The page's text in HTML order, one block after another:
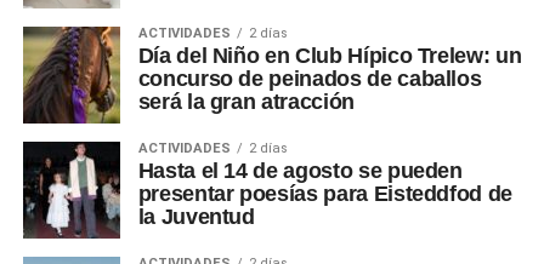
ACTIVIDADES 2 días
Día del Niño en Club Hípico Trelew: un
concurso de peinados de caballos
será la gran atracción
ACTIVIDADES 2 días
Hasta el 14 de agosto se pueden
presentar poesías para Eisteddfod de
la Juventud